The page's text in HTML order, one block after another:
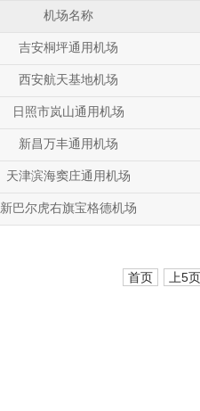
机场名称
吉安桐坪通用机场
西安航天基地机场
日照市岚山通用机场
新昌万丰通用机场
天津滨海窦庄通用机场
新巴尔虎右旗宝格德机场
首页 上5页